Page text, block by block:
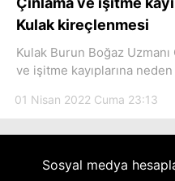
DİĞER
Kulak kireçlenmesi
Kulak Burun Boğaz
ve işitme kayıplarına
01 Nisan 2022 Cuma 23:13
Sosyal medya